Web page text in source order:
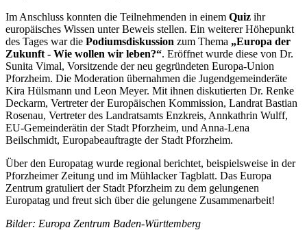
Im Anschluss konnten die Teilnehmenden in einem Quiz ihr
europäisches Wissen unter Beweis stellen. Ein weiterer Höhepunkt
des Tages war die Podiumsdiskussion zum Thema „Europa der
Zukunft - Wie wollen wir leben?“. Eröffnet wurde diese von Dr.
Sunita Vimal, Vorsitzende der neu gegründeten Europa-Union
Pforzheim. Die Moderation übernahmen die Jugendgemeinderäte
Kira Hülsmann und Leon Meyer. Mit ihnen diskutierten Dr. Renke
Deckarm, Vertreter der Europäischen Kommission, Landrat Bastian
Rosenau, Vertreter des Landratsamts Enzkreis, Annkathrin Wulff,
EU-Gemeinderätin der Stadt Pforzheim, und Anna-Lena
Beilschmidt, Europabeauftragte der Stadt Pforzheim.
Über den Europatag wurde regional berichtet, beispielsweise in der
Pforzheimer Zeitung und im Mühlacker Tagblatt. Das Europa
Zentrum gratuliert der Stadt Pforzheim zu dem gelungenen
Europatag und freut sich über die gelungene Zusammenarbeit!
Bilder: Europa Zentrum Baden-Württemberg